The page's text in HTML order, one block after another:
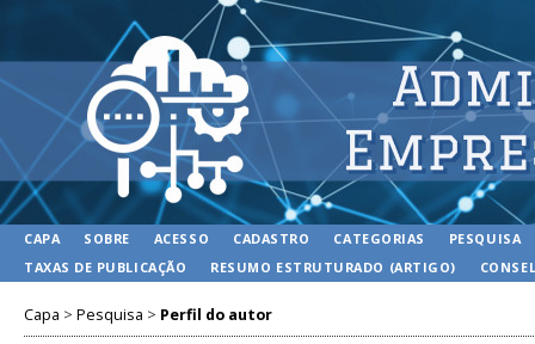
CAPA SOBRE ACESSO CADASTRO CATEGORIAS
PESQUISA
TAXAS DE PUBLICAÇÃO
RESUMO ESTRUTURADO (ARTIGO)
Capa > Pesquisa > Perfil do autor